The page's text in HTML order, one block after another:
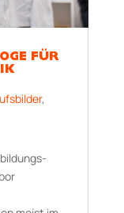
FÜR
,